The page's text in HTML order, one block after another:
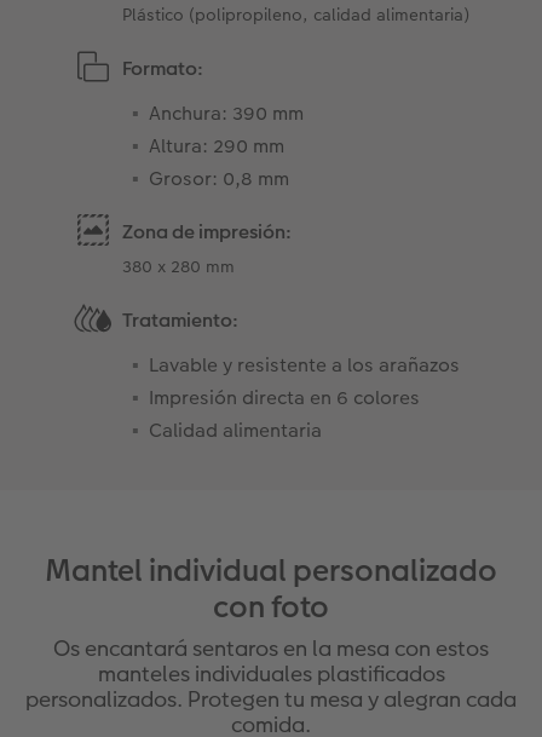
Plástico (polipropileno, calidad alimentaria)
Formato:
Anchura: 390 mm
Altura: 290 mm
Grosor: 0,8 mm
Zona de impresión:
380 x 280 mm
Tratamiento:
Lavable y resistente a los arañazos
Impresión directa en 6 colores
Calidad alimentaria
Mantel individual personalizado
con foto
Os encantará sentaros en la mesa con estos
manteles individuales plastificados
personalizados. Protegen tu mesa y alegran cada
comida.